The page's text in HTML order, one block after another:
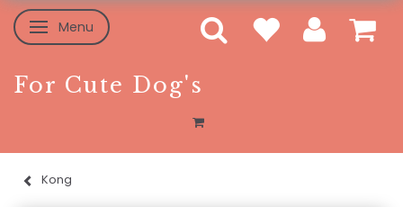
Skifte navigation
Menu
For Cute Dog's
Kong